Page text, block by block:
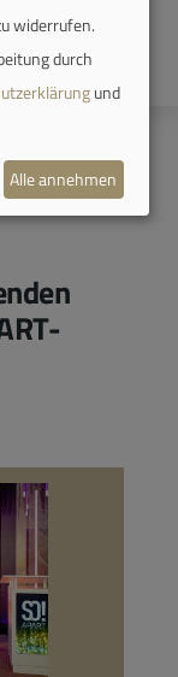
widerrufen.
durch
und
Alle annehmen